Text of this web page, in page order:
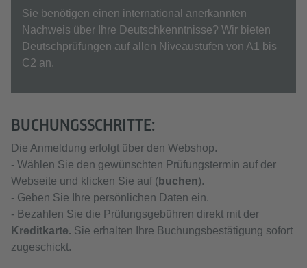
Sie benötigen einen international anerkannten
Nachweis über Ihre Deutschkenntnisse? Wir bieten
Deutschprüfungen auf allen Niveaustufen von A1 bis
C2 an.
BUCHUNGSSCHRITTE:
Die Anmeldung erfolgt über den Webshop.
- Wählen Sie den gewünschten Prüfungstermin auf der
Webseite und klicken Sie auf (buchen).
- Geben Sie Ihre persönlichen Daten ein.
- Bezahlen Sie die Prüfungsgebühren direkt mit der
Kreditkarte. Sie erhalten Ihre Buchungsbestätigung sofort
zugeschickt.